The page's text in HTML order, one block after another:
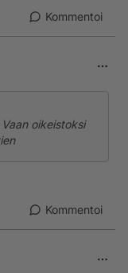
Kommentoi
oikeistoksi
Kommentoi